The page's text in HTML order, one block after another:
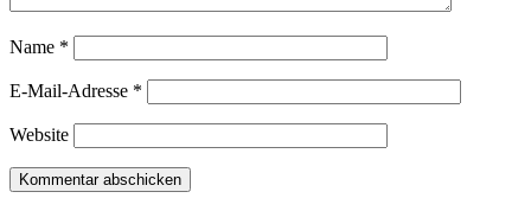
Name *
E-Mail-Adresse *
Website